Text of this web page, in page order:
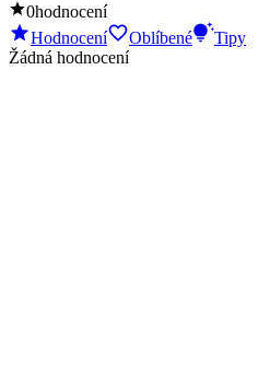
0hodnocení
Hodnocení
Oblíbené
Tipy
Žádná hodnocení